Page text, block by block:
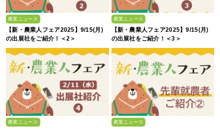
農業ニュース
【新・農業人フェア2025】9/15(月)
の出展社をご紹介！＜2＞
農業ニュース
【新・農業人フェア2025】9/15(月)
の出展社をご紹介！＜3＞
農業ニュース 農業ニュース